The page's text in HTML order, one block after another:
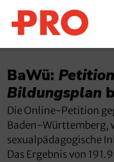
BaWü:
Bildungsplan
Die Online-Petition
Baden-Württemberg,
sexualpädagogische
Das Ergebnis von